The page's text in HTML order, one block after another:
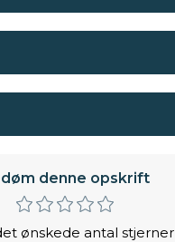
denne opskrift
ønskede antal stjerner